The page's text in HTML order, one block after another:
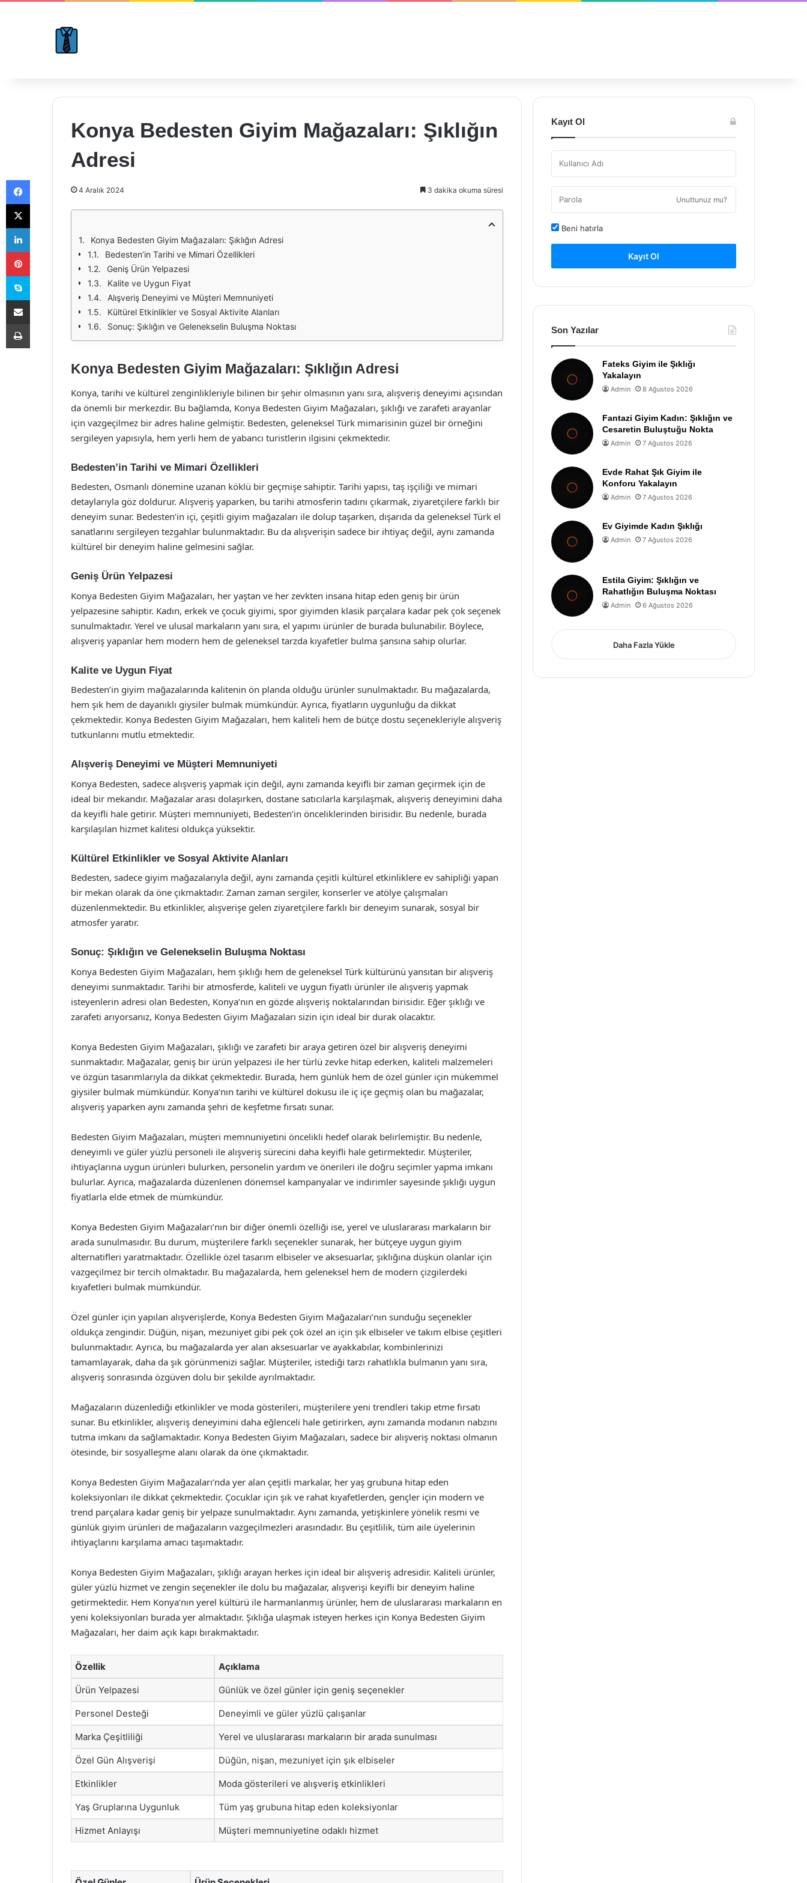
Konya Bedesten Giyim Mağazaları: Şıklığın
Adresi
4 Aralık 2024 3 dakika okuma süresi
Konya Bedesten Giyim Mağazaları: Şıklığın Adresi
Bedesten’in Tarihi ve Mimari Özellikleri
Geniş Ürün Yelpazesi
Kalite ve Uygun Fiyat
Alışveriş Deneyimi ve Müşteri Memnuniyeti
Kültürel Etkinlikler ve Sosyal Aktivite Alanları
Sonuç: Şıklığın ve Gelenekselin Buluşma Noktası
Konya Bedesten Giyim Mağazaları: Şıklığın Adresi
Konya, tarihi ve kültürel zenginlikleriyle bilinen bir şehir olmasının yanı sıra, alışveriş deneyimi açısından
da önemli bir merkezdir. Bu bağlamda, Konya Bedesten Giyim Mağazaları, şıklığı ve zarafeti arayanlar
için vazgeçilmez bir adres haline gelmiştir. Bedesten, geleneksel Türk mimarisinin güzel bir örneğini
sergileyen yapısıyla, hem yerli hem de yabancı turistlerin ilgisini çekmektedir.
Bedesten’in Tarihi ve Mimari Özellikleri
Bedesten, Osmanlı dönemine uzanan köklü bir geçmişe sahiptir. Tarihi yapısı, taş işçiliği ve mimari
detaylarıyla göz doldurur. Alışveriş yaparken, bu tarihi atmosferin tadını çıkarmak, ziyaretçilere farklı bir
deneyim sunar. Bedesten’in içi, çeşitli giyim mağazaları ile dolup taşarken, dışarıda da geleneksel Türk el
sanatlarını sergileyen tezgahlar bulunmaktadır. Bu da alışverişin sadece bir ihtiyaç değil, aynı zamanda
kültürel bir deneyim haline gelmesini sağlar.
Geniş Ürün Yelpazesi
Konya Bedesten Giyim Mağazaları, her yaştan ve her zevkten insana hitap eden geniş bir ürün
yelpazesine sahiptir. Kadın, erkek ve çocuk giyimi, spor giyimden klasik parçalara kadar pek çok seçenek
sunulmaktadır. Yerel ve ulusal markaların yanı sıra, el yapımı ürünler de burada bulunabilir. Böylece,
alışveriş yapanlar hem modern hem de geleneksel tarzda kıyafetler bulma şansına sahip olurlar.
Kalite ve Uygun Fiyat
Bedesten’in giyim mağazalarında kalitenin ön planda olduğu ürünler sunulmaktadır. Bu mağazalarda,
hem şık hem de dayanıklı giysiler bulmak mümkündür. Ayrıca, fiyatların uygunluğu da dikkat
çekmektedir. Konya Bedesten Giyim Mağazaları, hem kaliteli hem de bütçe dostu seçenekleriyle alışveriş
tutkunlarını mutlu etmektedir.
Alışveriş Deneyimi ve Müşteri Memnuniyeti
Konya Bedesten, sadece alışveriş yapmak için değil, aynı zamanda keyifli bir zaman geçirmek için de
ideal bir mekandır. Mağazalar arası dolaşırken, dostane satıcılarla karşılaşmak, alışveriş deneyimini daha
da keyifli hale getirir. Müşteri memnuniyeti, Bedesten’in önceliklerinden birisidir. Bu nedenle, burada
karşılaşılan hizmet kalitesi oldukça yüksektir.
Kültürel Etkinlikler ve Sosyal Aktivite Alanları
Bedesten, sadece giyim mağazalarıyla değil, aynı zamanda çeşitli kültürel etkinliklere ev sahipliği yapan
bir mekan olarak da öne çıkmaktadır. Zaman zaman sergiler, konserler ve atölye çalışmaları
düzenlenmektedir. Bu etkinlikler, alışverişe gelen ziyaretçilere farklı bir deneyim sunarak, sosyal bir
atmosfer yaratır.
Sonuç: Şıklığın ve Gelenekselin Buluşma Noktası
Konya Bedesten Giyim Mağazaları, hem şıklığı hem de geleneksel Türk kültürünü yansıtan bir alışveriş
deneyimi sunmaktadır. Tarihi bir atmosferde, kaliteli ve uygun fiyatlı ürünler ile alışveriş yapmak
isteyenlerin adresi olan Bedesten, Konya’nın en gözde alışveriş noktalarından birisidir. Eğer şıklığı ve
zarafeti arıyorsanız, Konya Bedesten Giyim Mağazaları sizin için ideal bir durak olacaktır.
Konya Bedesten Giyim Mağazaları, şıklığı ve zarafeti bir araya getiren özel bir alışveriş deneyimi
sunmaktadır. Mağazalar, geniş bir ürün yelpazesi ile her türlü zevke hitap ederken, kaliteli malzemeleri
ve özgün tasarımlarıyla da dikkat çekmektedir. Burada, hem günlük hem de özel günler için mükemmel
giysiler bulmak mümkündür. Konya’nın tarihi ve kültürel dokusu ile iç içe geçmiş olan bu mağazalar,
alışveriş yaparken aynı zamanda şehri de keşfetme fırsatı sunar.
Bedesten Giyim Mağazaları, müşteri memnuniyetini öncelikli hedef olarak belirlemiştir. Bu nedenle,
deneyimli ve güler yüzlü personeli ile alışveriş sürecini daha keyifli hale getirmektedir. Müşteriler,
ihtiyaçlarına uygun ürünleri bulurken, personelin yardım ve önerileri ile doğru seçimler yapma imkanı
bulurlar. Ayrıca, mağazalarda düzenlenen dönemsel kampanyalar ve indirimler sayesinde şıklığı uygun
fiyatlarla elde etmek de mümkündür.
Konya Bedesten Giyim Mağazaları’nın bir diğer önemli özelliği ise, yerel ve uluslararası markaların bir
arada sunulmasıdır. Bu durum, müşterilere farklı seçenekler sunarak, her bütçeye uygun giyim
alternatifleri yaratmaktadır. Özellikle özel tasarım elbiseler ve aksesuarlar, şıklığına düşkün olanlar için
vazgeçilmez bir tercih olmaktadır. Bu mağazalarda, hem geleneksel hem de modern çizgilerdeki
kıyafetleri bulmak mümkündür.
Özel günler için yapılan alışverişlerde, Konya Bedesten Giyim Mağazaları’nın sunduğu seçenekler
oldukça zengindir. Düğün, nişan, mezuniyet gibi pek çok özel an için şık elbiseler ve takım elbise çeşitleri
bulunmaktadır. Ayrıca, bu mağazalarda yer alan aksesuarlar ve ayakkabılar, kombinlerinizi
tamamlayarak, daha da şık görünmenizi sağlar. Müşteriler, istediği tarzı rahatlıkla bulmanın yanı sıra,
alışveriş sonrasında özgüven dolu bir şekilde ayrılmaktadır.
Mağazaların düzenlediği etkinlikler ve moda gösterileri, müşterilere yeni trendleri takip etme fırsatı
sunar. Bu etkinlikler, alışveriş deneyimini daha eğlenceli hale getirirken, aynı zamanda modanın nabzını
tutma imkanı da sağlamaktadır. Konya Bedesten Giyim Mağazaları, sadece bir alışveriş noktası olmanın
ötesinde, bir sosyalleşme alanı olarak da öne çıkmaktadır.
Konya Bedesten Giyim Mağazaları’nda yer alan çeşitli markalar, her yaş grubuna hitap eden
koleksiyonları ile dikkat çekmektedir. Çocuklar için şık ve rahat kıyafetlerden, gençler için modern ve
trend parçalara kadar geniş bir yelpaze sunulmaktadır. Aynı zamanda, yetişkinlere yönelik resmi ve
günlük giyim ürünleri de mağazaların vazgeçilmezleri arasındadır. Bu çeşitlilik, tüm aile üyelerinin
ihtiyaçlarını karşılama amacı taşımaktadır.
Konya Bedesten Giyim Mağazaları, şıklığı arayan herkes için ideal bir alışveriş adresidir. Kaliteli ürünler,
güler yüzlü hizmet ve zengin seçenekler ile dolu bu mağazalar, alışverişi keyifli bir deneyim haline
getirmektedir. Hem Konya’nın yerel kültürü ile harmanlanmış ürünler, hem de uluslararası markaların en
yeni koleksiyonları burada yer almaktadır. Şıklığa ulaşmak isteyen herkes için Konya Bedesten Giyim
Mağazaları, her daim açık kapı bırakmaktadır.
Özellik Açıklama
Ürün Yelpazesi Günlük ve özel günler için geniş seçenekler
Personel Desteği Deneyimli ve güler yüzlü çalışanlar
Marka Çeşitliliği Yerel ve uluslararası markaların bir arada sunulması
Özel Gün Alışverişi Düğün, nişan, mezuniyet için şık elbiseler
Etkinlikler Moda gösterileri ve alışveriş etkinlikleri
Yaş Gruplarına Uygunluk Tüm yaş grubuna hitap eden koleksiyonlar
Hizmet Anlayışı Müşteri memnuniyetine odaklı hizmet
Kayıt Ol
Unuttunuz mu?
Beni hatırla
Kayıt Ol
Son Yazılar
Fateks Giyim ile Şıklığı
Yakalayın
Admin 8 Ağustos 2026
Fantazi Giyim Kadın: Şıklığın ve
Cesaretin Buluştuğu Nokta
Admin 7 Ağustos 2026
Evde Rahat Şık Giyim ile
Konforu Yakalayın
Admin 7 Ağustos 2026
Ev Giyimde Kadın Şıklığı
Admin 7 Ağustos 2026
Estila Giyim: Şıklığın ve
Rahatlığın Buluşma Noktası
Admin 6 Ağustos 2026
Daha Fazla Yükle
Facebook
X
LinkedIn
Pinterest
Skype
E-Posta ile paylaş